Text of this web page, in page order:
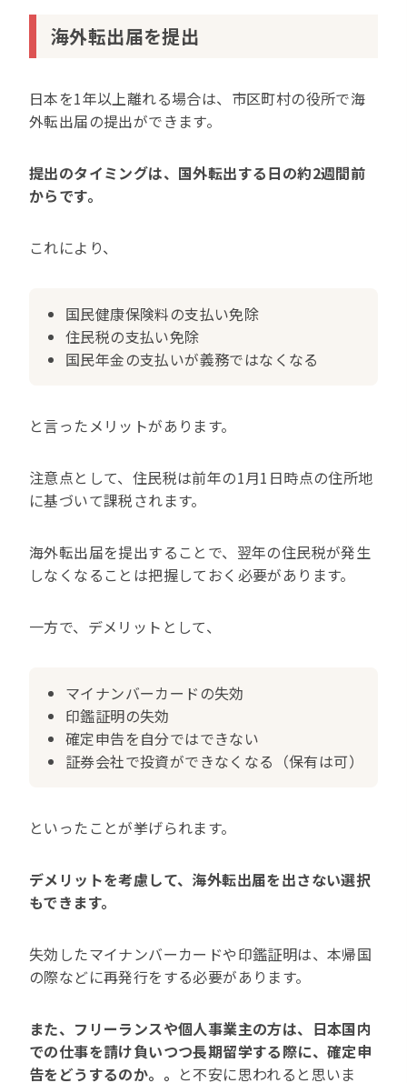
海外転出届を提出
日本を1年以上離れる場合は、市区町村の役所で海
外転出届の提出ができます。
提出のタイミングは、国外転出する日の約2週間前
からです。
これにより、
国民健康保険料の支払い免除
住民税の支払い免除
国民年金の支払いが義務ではなくなる
と言ったメリットがあります。
注意点として、住民税は前年の1月1日時点の住所地
に基づいて課税されます。
海外転出届を提出することで、翌年の住民税が発生
しなくなることは把握しておく必要があります。
一方で、デメリットとして、
マイナンバーカードの失効
印鑑証明の失効
確定申告を自分ではできない
証券会社で投資ができなくなる（保有は可）
といったことが挙げられます。
デメリットを考慮して、海外転出届を出さない選択
もできます。
失効したマイナンバーカードや印鑑証明は、本帰国
の際などに再発行をする必要があります。
また、フリーランスや個人事業主の方は、日本国内
での仕事を請け負いつつ長期留学する際に、確定申
告をどうするのか。。 と不安に思われると思いま